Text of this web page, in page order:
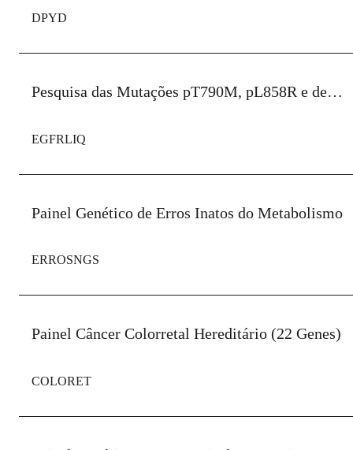
DPYD
Pesquisa das Mutações pT790M, pL858R e del19 no gene EGFR
EGFRLIQ
Painel Genético de Erros Inatos do Metabolismo
ERROSNGS
Painel Câncer Colorretal Hereditário (22 Genes)
COLORET